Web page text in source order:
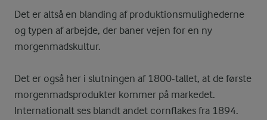
Det er altså en blanding af produktionsmulighederne
og typen af arbejde, der baner vejen for en ny
morgenmadskultur.
Det er også her i slutningen af 1800-tallet, at de første
morgenmadsprodukter kommer på markedet.
Internationalt ses blandt andet cornflakes fra 1894.